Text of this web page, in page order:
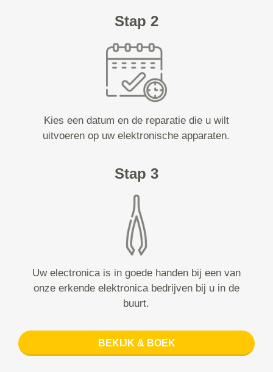
Stap 2
Kies een datum en de reparatie die u wilt
uitvoeren op uw elektronische apparaten.
Stap 3
Uw electronica is in goede handen bij een van
onze erkende elektronica bedrijven bij u in de
buurt.
BEKIJK & BOEK